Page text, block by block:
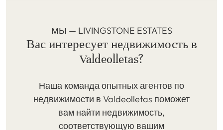
МЫ — LIVINGSTONE ESTATES
Вас интересует недвижимость в
Valdeolletas?
Наша команда опытных агентов по
недвижимости в Valdeolletas поможет
вам найти недвижимость,
соответствующую вашим